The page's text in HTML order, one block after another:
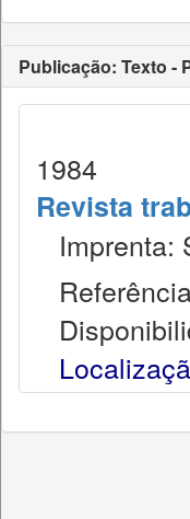
Publicação: Texto -
1984
Revista
Imprenta: